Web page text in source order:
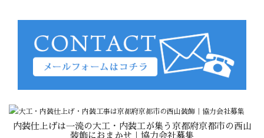
内装仕上げは一流の大工・内装工が集う京都府京都市の西山
装飾におまかせ｜協力会社募集